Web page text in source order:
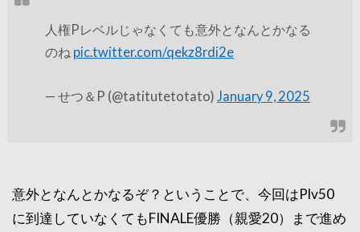
人権Pレベルじゃなくても意外となんとかなる
のね pic.twitter.com/qekz8rdi2e
— せつ＆P (@tatitutetotato) January 9, 2025
意外となんとかなるぞ？ということで、今回はPlv50
に到達していなくてもFINALE優勝（親愛20）まで進め